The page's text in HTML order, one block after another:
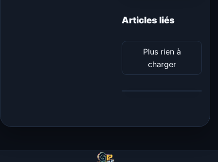
Articles liés
Plus rien à
charger